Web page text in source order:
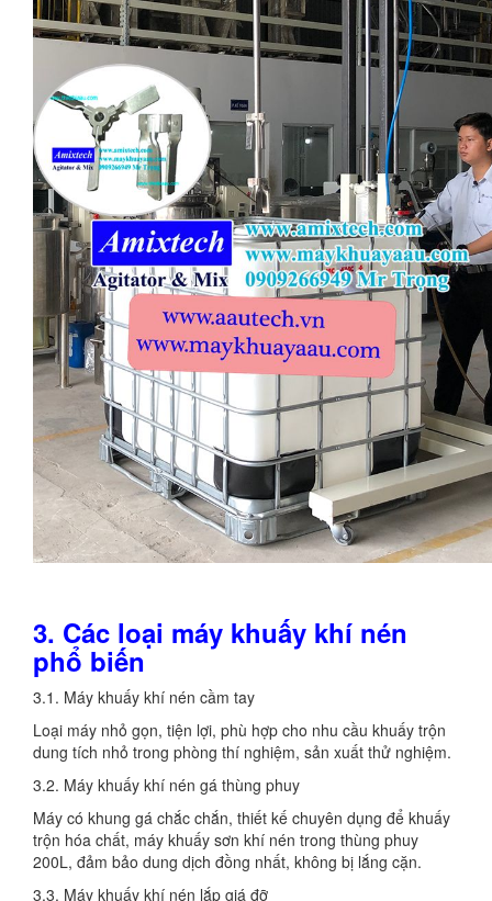
3. Các loại máy khuấy khí nén
phổ biến
3.1. Máy khuấy khí nén cầm tay
Loại máy nhỏ gọn, tiện lợi, phù hợp cho nhu cầu khuấy trộn
dung tích nhỏ trong phòng thí nghiệm, sản xuất thử nghiệm.
3.2. Máy khuấy khí nén gá thùng phuy
Máy có khung gá chắc chắn, thiết kế chuyên dụng để khuấy
trộn hóa chất, máy khuấy sơn khí nén trong thùng phuy
200L, đảm bảo dung dịch đồng nhất, không bị lắng cặn.
3.3. Máy khuấy khí nén lắp giá đỡ